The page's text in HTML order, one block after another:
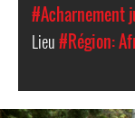
#Acharnement
Lieu#Région: